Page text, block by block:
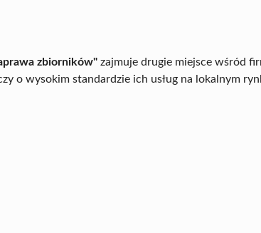
zbiorników" zajmuje drugie miejsce wśród
o wysokim standardzie ich usług na lokalnym